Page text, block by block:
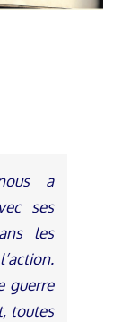
a
ses
les
guerre
toutes